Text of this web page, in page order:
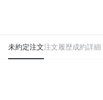
未約定注文注文履歴成約詳細